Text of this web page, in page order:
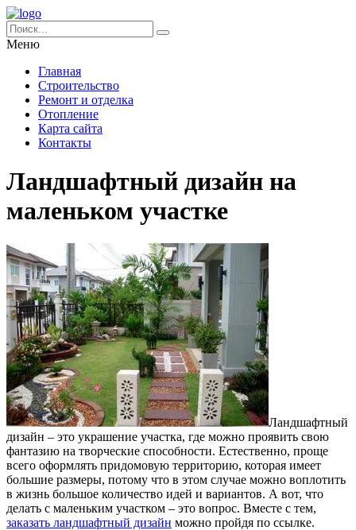
Меню
Главная
Строительство
Ремонт и отделка
Отопление
Карта сайта
Контакты
Ландшафтный дизайн на
маленьком участке
Ландшафтный
дизайн – это украшение участка, где можно проявить свою
фантазию на творческие способности. Естественно, проще
всего оформлять придомовую территорию, которая имеет
большие размеры, потому что в этом случае можно воплотить
в жизнь большое количество идей и вариантов. А вот, что
делать с маленьким участком – это вопрос. Вместе с тем,
заказать ландшафтный дизайн можно пройдя по ссылке.